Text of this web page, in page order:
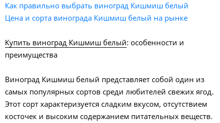
Как правильно выбрать виноград Кишмиш белый
Цена и сорта винограда Кишмиш белый на рынке
Купить виноград Кишмиш белый: особенности и
преимущества
Виноград Кишмиш белый представляет собой один из
самых популярных сортов среди любителей свежих ягод.
Этот сорт характеризуется сладким вкусом, отсутствием
косточек и высоким содержанием питательных веществ.